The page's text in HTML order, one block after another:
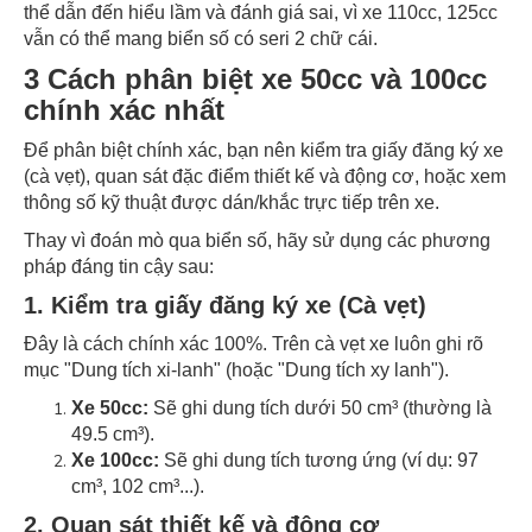
thể dẫn đến hiểu lầm và đánh giá sai, vì xe 110cc, 125cc
vẫn có thể mang biển số có seri 2 chữ cái.
3 Cách phân biệt xe 50cc và 100cc
chính xác nhất
Để phân biệt chính xác, bạn nên kiểm tra giấy đăng ký xe
(cà vẹt), quan sát đặc điểm thiết kế và động cơ, hoặc xem
thông số kỹ thuật được dán/khắc trực tiếp trên xe.
Thay vì đoán mò qua biển số, hãy sử dụng các phương
pháp đáng tin cậy sau:
1. Kiểm tra giấy đăng ký xe (Cà vẹt)
Đây là cách chính xác 100%. Trên cà vẹt xe luôn ghi rõ
mục "Dung tích xi-lanh" (hoặc "Dung tích xy lanh").
Xe 50cc: Sẽ ghi dung tích dưới 50 cm³ (thường là
49.5 cm³).
Xe 100cc: Sẽ ghi dung tích tương ứng (ví dụ: 97
cm³, 102 cm³...).
2. Quan sát thiết kế và động cơ